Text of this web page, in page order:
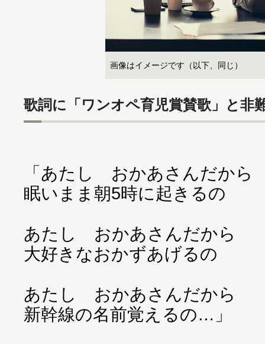
画像はイメージです（以下、同じ）
歌詞に「ワンオペ育児賞賛歌」と非
「あたし おかあさんだから
眠いまま朝5時に起きるの
あたし おかあさんだから
大好きなおかずあげるの
あたし おかあさんだから
新幹線の名前覚えるの…」